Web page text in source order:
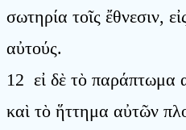
σωτηρία τοῖς ἔθνεσιν,
αὐτούς.
12 εἰ δὲ τὸ παράπτωμα
καὶ τὸ ἥττημα αὐτῶν